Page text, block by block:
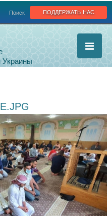
поддержать нас
Поиск
Украины